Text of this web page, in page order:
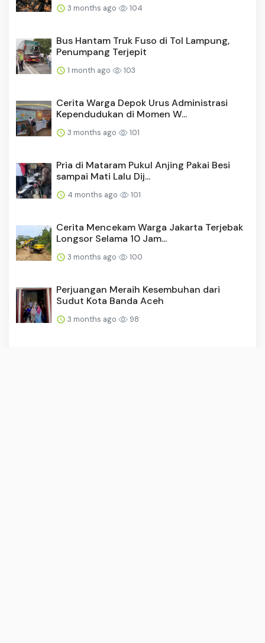
3 months ago 104
Bus Hantam Truk Fuso di Tol Lampung,
Penumpang Terjepit
1 month ago 103
Cerita Warga Depok Urus Administrasi
Kependudukan di Momen W...
3 months ago 101
Pria di Mataram Pukul Anjing Pakai Besi
sampai Mati Lalu Dij...
4 months ago 101
Cerita Mencekam Warga Jakarta Terjebak
Longsor Selama 10 Jam...
3 months ago 100
Perjuangan Meraih Kesembuhan dari
Sudut Kota Banda Aceh
3 months ago 98